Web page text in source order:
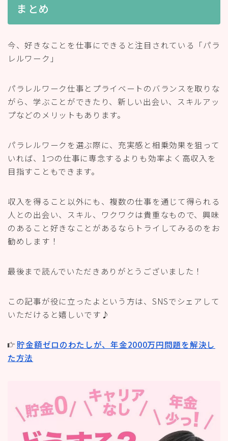
まとめ
今、好きなことを仕事にできると注目されている「パラ
レルワーク」
パラレルワーク仕事とプライベートのバランスを取りな
がら、学ぶことができたり、新しい出会い、スキルアッ
プなどのメリットもあります。
パラレルワークを選ぶ際に、充実感と相乗効果を狙って
いれば、1つの仕事に専念するよりも効率よく高収入を
目指すこともできます。
収入を得ること以外にも、複数の仕事を通じて得られる
人との出会い、スキル、ワクワクは貴重なもので、興味
のあること好きなことがあるならトライしてみるのをお
勧めします！
最後まで読んでいただきありがとうございました！
この記事が役に立ったよという方は、SNSでシェアして
いただけると嬉しいです♪
貯金額ゼロのわたしが、年金2000万円問題を解決し
た方法